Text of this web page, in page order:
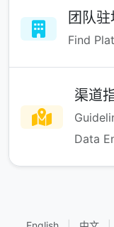
团队
Find
渠道
Data